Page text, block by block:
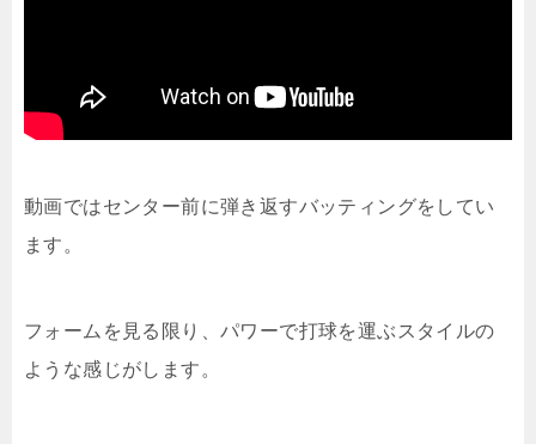
動画ではセンター前に弾き返すバッティングをしてい
ます。
フォームを見る限り、パワーで打球を運ぶスタイルの
ような感じがします。